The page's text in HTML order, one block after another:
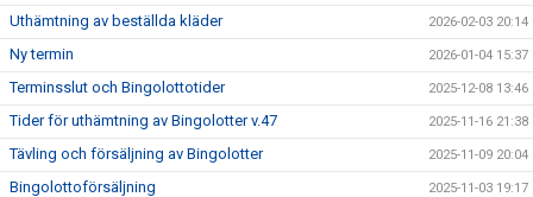
Uthämtning av beställda kläder 2026-02-03 20:14
Ny termin 2026-01-04 15:37
Terminsslut och Bingolottotider 2025-12-08 13:46
Tider för uthämtning av Bingolotter v.47 2025-11-16 21:38
Tävling och försäljning av Bingolotter 2025-11-09 20:04
Bingolottoförsäljning 2025-11-03 19:17